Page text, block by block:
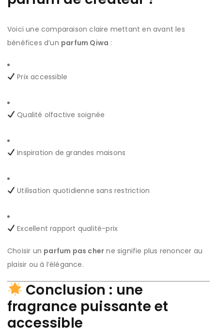
Voici une comparaison claire mettant en avant les
bénéfices d’un parfum Qiwa :
Prix accessible
Qualité olfactive soignée
Inspiration de grandes maisons
Utilisation quotidienne sans restriction
Excellent rapport qualité-prix
Choisir un parfum pas cher ne signifie plus renoncer au
plaisir ou à l’élégance.
Conclusion : une
fragrance puissante et
accessible